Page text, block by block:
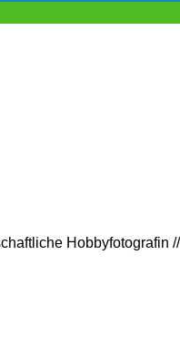
Hobbyfotografin